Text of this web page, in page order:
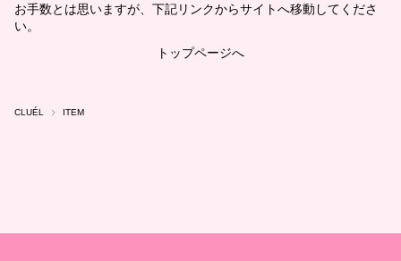
お手数とは思いますが、下記リンクからサイトへ移動してくださ
い。
トップページへ
CLUÉL ITEM